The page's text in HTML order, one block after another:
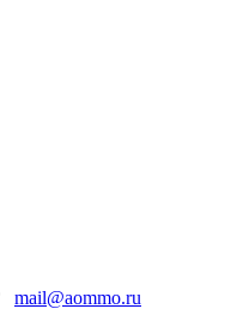
mail@aommo.ru